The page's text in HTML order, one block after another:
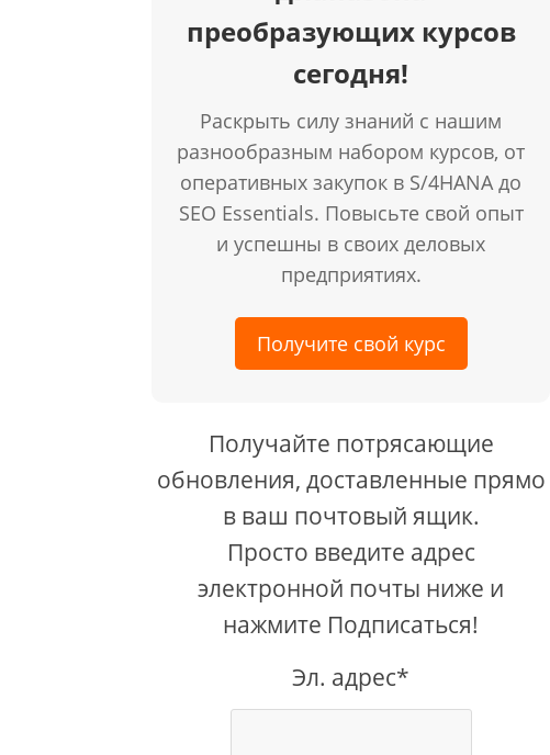
преобразующих курсов
сегодня!
Раскрыть силу знаний с нашим
разнообразным набором курсов, от
оперативных закупок в S/4HANA до
SEO Essentials. Повысьте свой опыт
и успешны в своих деловых
предприятиях.
Получите свой курс
Получайте потрясающие
обновления, доставленные прямо
в ваш почтовый ящик.
Просто введите адрес
электронной почты ниже и
нажмите Подписаться!
Эл. адрес*